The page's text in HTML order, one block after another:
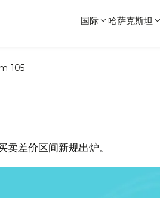
国际 哈萨克斯坦
105
差价区间新规出炉。